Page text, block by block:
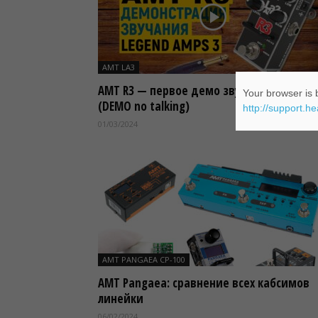
AMT LA3
AMT R3 — первое демо звучания
(DEMO no talking)
01/03/2024
AMT PANGAEA CP-100
AMT Pangaea: сравнение всех кабсимов
линейки
Your browser is
http://